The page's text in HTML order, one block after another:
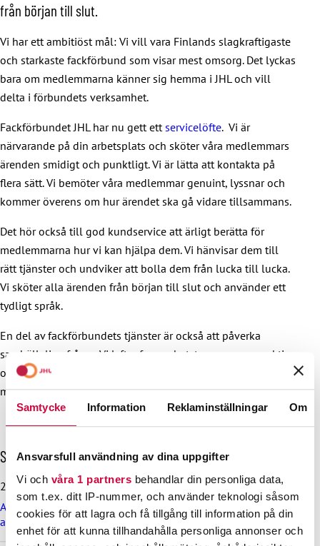
Samtycke Information Reklaminställningar Om
Ansvarsfull användning av dina uppgifter
Vi och våra 1 partners behandlar din personliga data,
som t.ex. ditt IP-nummer, och använder teknologi såsom
cookies för att lagra och få tillgång till information på din
enhet för att kunna tillhandahålla personliga annonser och
från början till slut.
Vi har ett ambitiöst mål: Vi vill vara Finlands slagkraftigaste
och starkaste fackförbund som visar mest omsorg. Det lyckas
bara om medlemmarna känner sig hemma i JHL och vill
delta i förbundets verksamhet.
Fackförbundet JHL har nu gett ett servicelöfte. Vi är
närvarande på din arbetsplats och sköter våra medlemmars
ärenden smidigt och punktligt. Vi är lätta att kontakta på
flera sätt. Vi bemöter våra medlemmar genuint, lyssnar och
kommer överens om hur ärendet ska gå vidare tillsammans.
Det hör också till god kundservice att ärligt berätta för
medlemmarna hur vi kan hjälpa dem. Vi hänvisar dem till
rätt tjänster och undviker att bolla dem från lucka till lucka.
Vi sköter alla ärenden från början till slut och använder ett
tydligt språk.
En del av fackförbundets tjänster är också att påverka
samhälleliga frågor. Vi lyfter fram arbetstagarnas perspektiv
och påverkar sakkunnigt arbetslivet. Vårt mål är att våra
medlemmars anställningsvillkor ska hållas i skick.
H
o
p
p
a
ö
Senaste nyheterna
29.6.2026
Arbetsdomstolen dömde Helsingfors stad till böter på grund
av brott mot kollektivavtal